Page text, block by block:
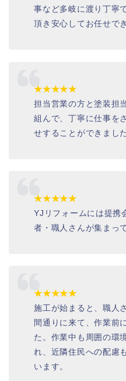
事など多岐に渡り丁寧
頂き安心してお任せで
★★★★★
担当営業の方と塗装担
組んで、丁寧に仕事を
せすることができました
★★★★★
YJリフォームには提携
者・職人さんが集まっ
★★★★★
施工が始まると、職人
間通りに来て、作業前
た。作業中も周囲の環
れ、近隣住民への配慮
います。